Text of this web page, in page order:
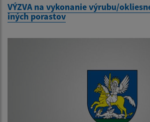
VÝZVA na vykonanie výrubu/
iných porastov